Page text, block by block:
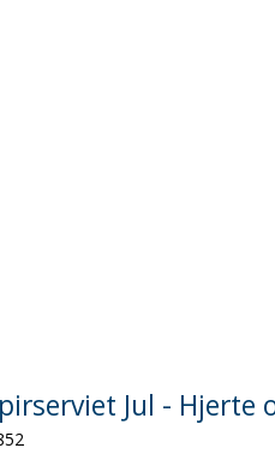
Jul - Hjerte